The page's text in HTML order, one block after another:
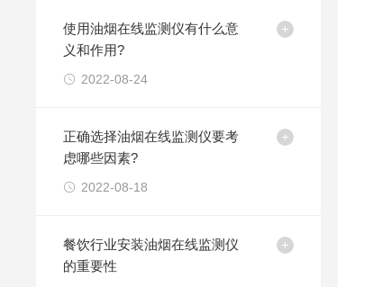
使用油烟在线监测仪有什么意
义和作用?
2022-08-24
正确选择油烟在线监测仪要考
虑哪些因素?
2022-08-18
餐饮行业安装油烟在线监测仪
的重要性